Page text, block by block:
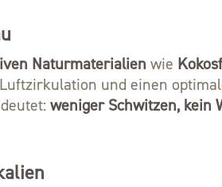
Naturmaterialien wie
und einen
weniger Schwitzen, kein